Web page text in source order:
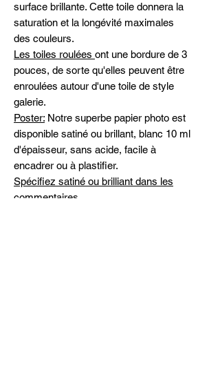
surface brillante. Cette toile donnera la
saturation et la longévité maximales
des couleurs.
Les toiles roulées ont une bordure de 3
pouces, de sorte qu'elles peuvent être
enroulées autour d'une toile de style
galerie.
Poster: Notre superbe papier photo est
disponible satiné ou brillant, blanc 10 ml
d'épaisseur, sans acide, facile à
encadrer ou à plastifier.
Spécifiez satiné ou brilliant dans les
commentaires.